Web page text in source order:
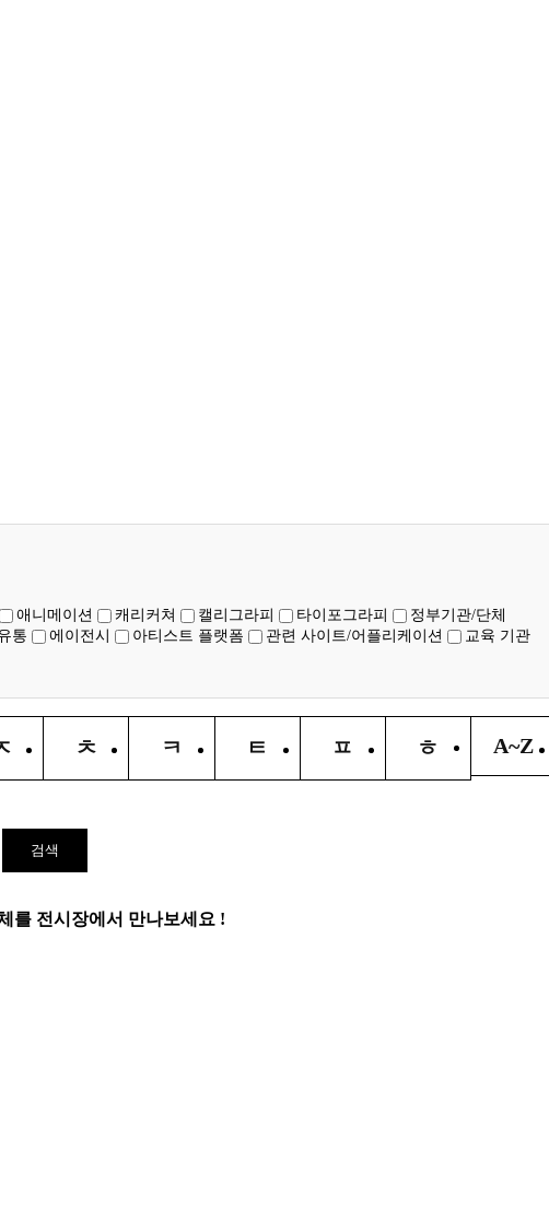
애니메이션 캐리커쳐 캘리그라피 타이포그라피
정부기관/단체
통 에이전시 아티스트 플랫폼 관련 사이트/어플리케이션 교육 기관
ㅊ ㅋ ㅌ ㅍ ㅎ A~Z
를 전시장에서 만나보세요 !